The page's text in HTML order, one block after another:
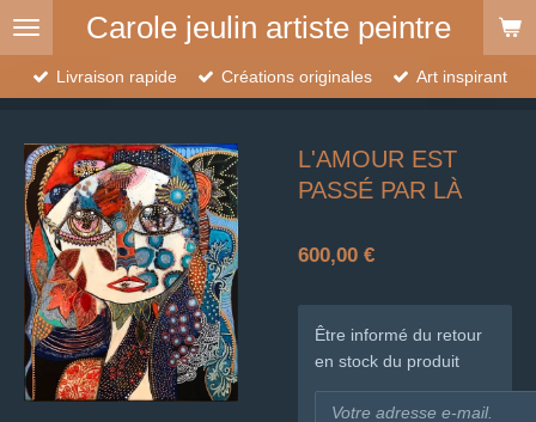
Passer
contenu
principal
Carole jeulin artiste peintre
Livraison rapide Créations originales Art inspirant
L'AMOUR EST
PASSÉ PAR LÀ
600,00 €
Être informé du retour
en stock du produit